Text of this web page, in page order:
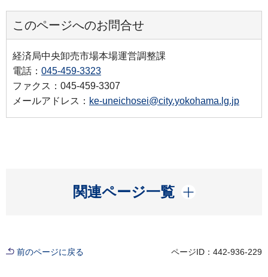
このページへのお問合せ
経済局中央卸売市場本場運営調整課
電話： 045-459-3323
ファクス：045-459-3307
メールアドレス： ke-uneichosei@city.yokohama.lg.jp
関連ページ一覧
開く
前のページに戻る ページID：442-936-229